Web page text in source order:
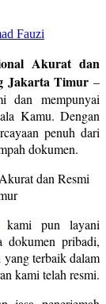
Fauzi
Akurat dan
Jakarta Timur –
dan mempunyai
Kamu. Dengan
penuh dari
dokumen.
kami pun layani
dokumen pribadi,
terbaik dalam
kami telah resmi.